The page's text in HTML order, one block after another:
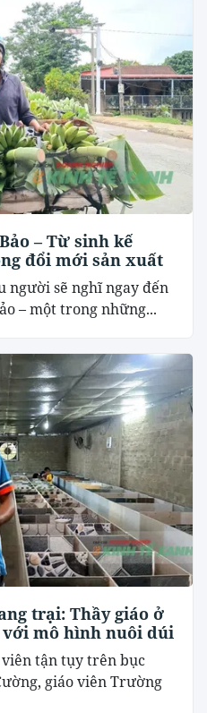
– Từ sinh kế
đổi mới sản xuất
người sẽ nghĩ ngay đến
– một trong những...
trại: Thầy giáo ở
mô hình nuôi dúi
tận tụy trên bục
giáo viên Trường